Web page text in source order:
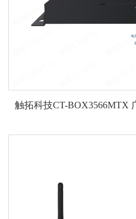
触拓科技CT-BOX3566MTX